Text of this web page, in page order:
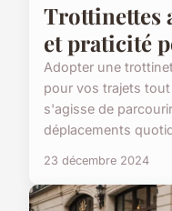
Trottinettes
et praticité
Adopter une
pour vos trajets
s'agisse de
déplacements
23 décembre 2024